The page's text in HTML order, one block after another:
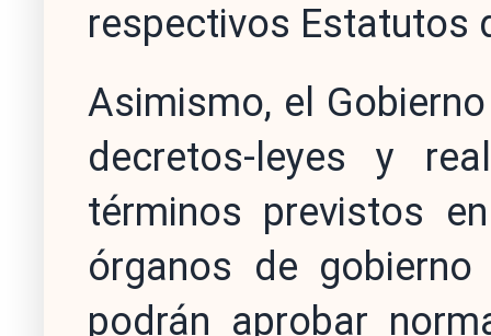
respectivos Estatutos
Asimismo, el
decretos-leyes y
términos previstos
órganos de
podrán aprobar